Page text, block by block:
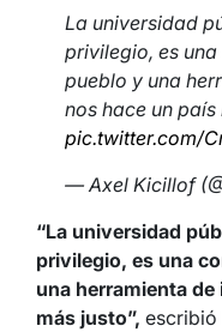
La universidad
privilegio, es
pueblo y una
nos hace un país
pic.twitter.com/
— Axel Kicillof
“La universidad
privilegio, es una
una herramienta
más justo”, escribió